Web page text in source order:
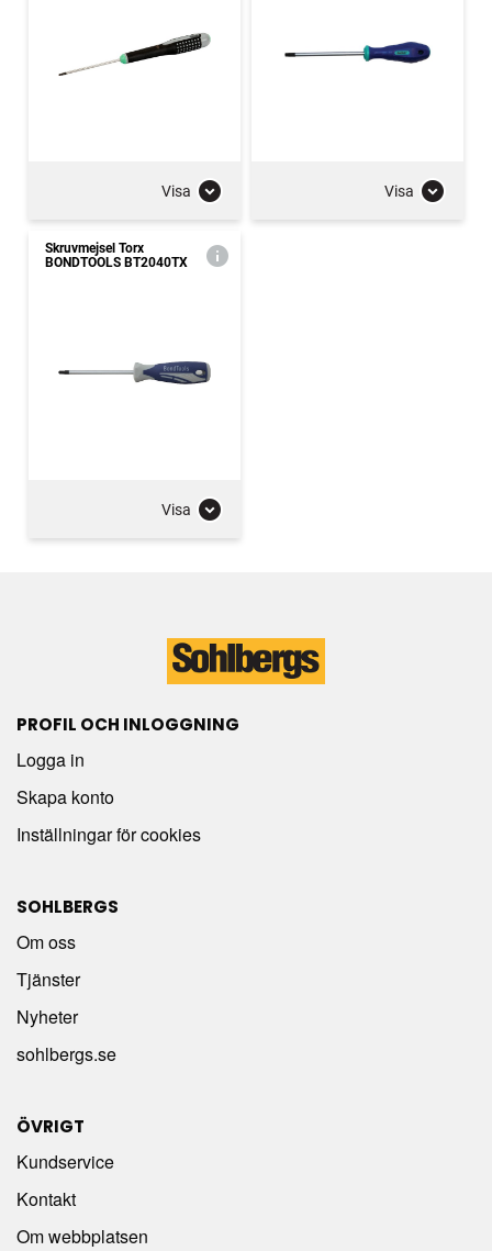
Visa Visa
Skruvmejsel Torx
BONDTOOLS BT2040TX
Visa
PROFIL OCH INLOGGNING
Logga in
Skapa konto
Inställningar för cookies
SOHLBERGS
Om oss
Tjänster
Nyheter
sohlbergs.se
ÖVRIGT
Kundservice
Kontakt
Om webbplatsen